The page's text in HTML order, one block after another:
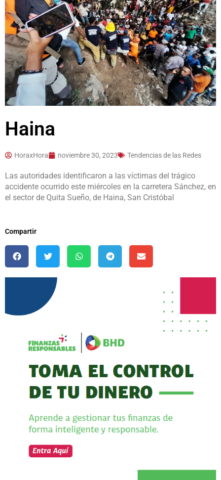
Haina
HoraxHora noviembre 30, 2023 Tendencias de las Redes
Las autoridades identificaron a las víctimas del trágico
accidente ocurrido este miércoles en la carretera Sánchez, en
el sector de Quita Sueño, de Haina, San Cristóbal
Compartir